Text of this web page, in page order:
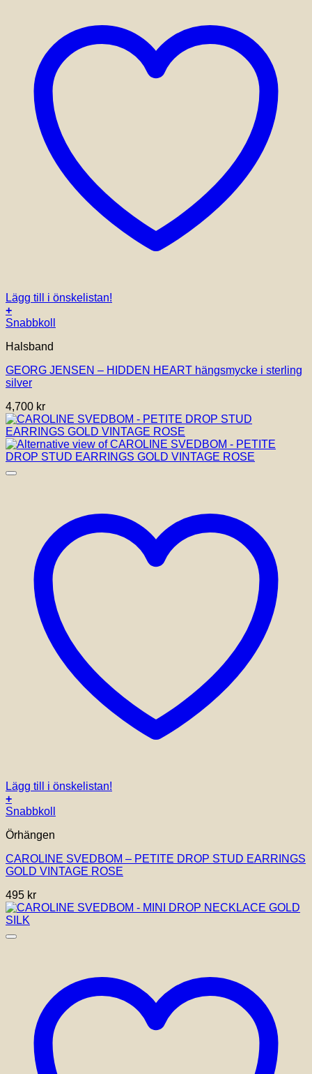
Lägg till i önskelistan!
+
Snabbkoll
Halsband
GEORG JENSEN – HIDDEN HEART hängsmycke i sterling
silver
4,700 kr
Lägg till i önskelistan!
+
Snabbkoll
Örhängen
CAROLINE SVEDBOM – PETITE DROP STUD EARRINGS
GOLD VINTAGE ROSE
495 kr